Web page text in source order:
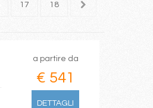
17 18 19
a partire da
€ 541
DETTAGLI